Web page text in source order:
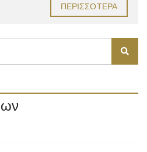
ΠΕΡΙΣΣΌΤΕΡΑ